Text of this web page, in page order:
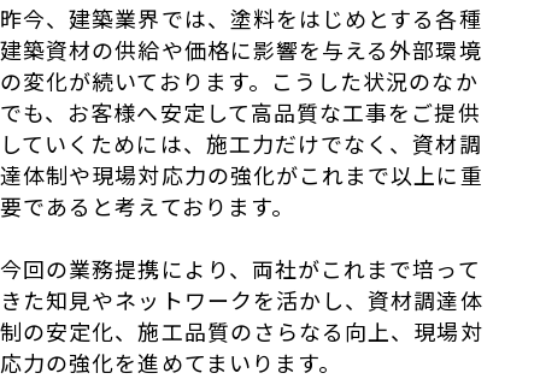
昨今、建築業界では、塗料をはじめとする各種
建築資材の供給や価格に影響を与える外部環境
の変化が続いております。こうした状況のなか
でも、お客様へ安定して高品質な工事をご提供
していくためには、施工力だけでなく、資材調
達体制や現場対応力の強化がこれまで以上に重
要であると考えております。
今回の業務提携により、両社がこれまで培って
きた知見やネットワークを活かし、資材調達体
制の安定化、施工品質のさらなる向上、現場対
応力の強化を進めてまいります。